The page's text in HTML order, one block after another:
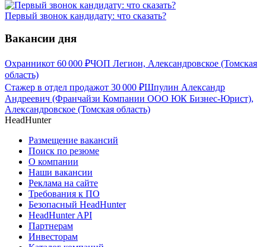
Первый звонок кандидату: что сказать?
Вакансии дня
Охранникот 60 000 ₽ЧОП Легион, Александровское (Томская
область)
Стажер в отдел продажот 30 000 ₽Шпулин Александр
Андреевич (Франчайзи Компании ООО ЮК Бизнес-Юрист),
Александровское (Томская область)
HeadHunter
Размещение вакансий
Поиск по резюме
О компании
Наши вакансии
Реклама на сайте
Требования к ПО
Безопасный HeadHunter
HeadHunter API
Партнерам
Инвесторам